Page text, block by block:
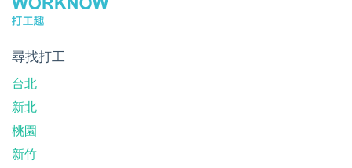
尋找打工
台北
新北
桃園
新竹